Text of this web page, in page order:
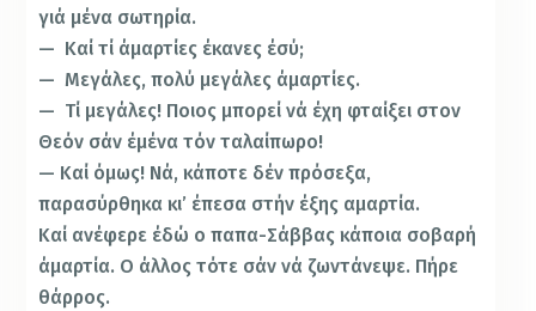
γιά μένα σωτηρία.
— Καί τί άμαρτίες έκανες έσύ;
— Μεγάλες, πολύ μεγάλες άμαρτίες.
— Τί μεγάλες! Ποιος μπορεί νά έχη φταίξει στον
Θεόν σάν έμένα τόν ταλαίπωρο!
— Καί όμως! Νά, κάποτε δέν πρόσεξα,
παρασύρθη­κα κι’ έπεσα στήν έξης αμαρτία.
Καί ανέφερε έδώ ο παπα-Σάββας κάποια σοβαρή
άμαρτία. Ο άλλος τότε σάν νά ζωντάνεψε. Πήρε
θάρρος.